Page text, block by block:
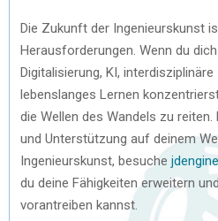
Die Zukunft der Ingenieurskunst
Herausforderungen. Wenn du
Digitalisierung, KI,
lebenslanges Lernen
die Wellen des Wandels zu
und Unterstützung auf deinem
Ingenieurskunst, besuche
du deine Fähigkeiten erweitern
vorantreiben kannst.